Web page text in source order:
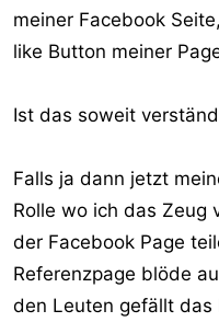
meiner Facebook
like Button meiner
Ist das soweit
Falls ja dann jetzt
Rolle wo ich das Zeug
der Facebook Page
Referenzpage blöde
den Leuten gefällt das